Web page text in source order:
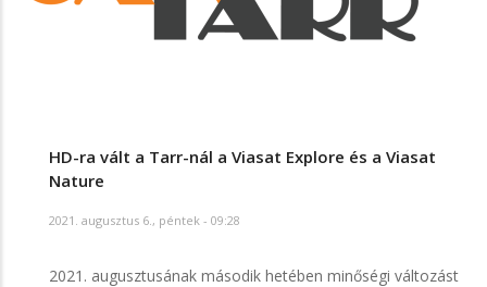
HD-ra vált a Tarr-nál a Viasat Explore és a Viasat
Nature
2021. augusztus 6., péntek - 09:28
2021. augusztusának második hetében minőségi változást